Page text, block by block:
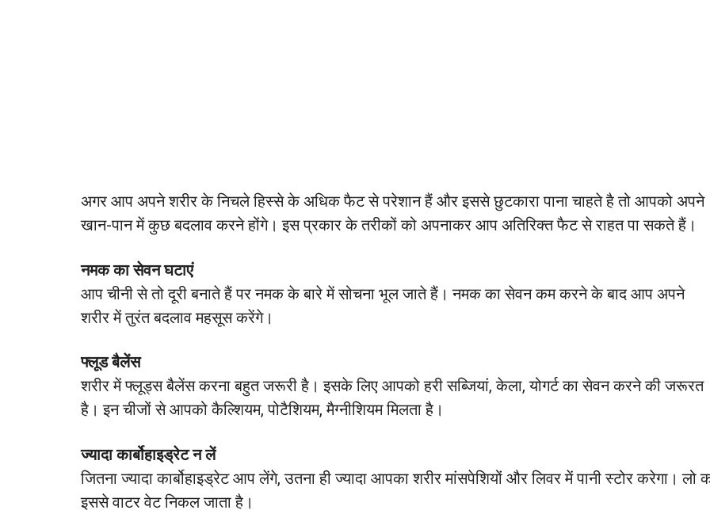
अगर आप अपने शरीर के निचले हिस्से के अधिक फैट से परेशान हैं और इससे छुटकारा पाना चाहते है तो आपको अपने
खान-पान में कुछ बदलाव करने होंगे। इस प्रकार के तरीकों को अपनाकर आप अतिरिक्त फैट से राहत पा सकते हैं।
नमक का सेवन घटाएं
आप चीनी से तो दूरी बनाते हैं पर नमक के बारे में सोचना भूल जाते हैं। नमक का सेवन कम करने के बाद आप अपने
शरीर में तुरंत बदलाव महसूस करेंगे।
फ्लूड बैलेंस
शरीर में फ्लूड्स बैलेंस करना बहुत जरूरी है। इसके लिए आपको हरी सब्जियां, केला, योगर्ट का सेवन करने की जरूरत
है। इन चीजों से आपको कैल्शियम, पोटैशियम, मैग्नीशियम मिलता है।
ज्यादा कार्बोहाइड्रेट न लें
जितना ज्यादा कार्बोहाइड्रेट आप लेंगे, उतना ही ज्यादा आपका शरीर मांसपेशियों और लिवर में पानी स्टोर करेगा।
इससे वाटर वेट निकल जाता है।